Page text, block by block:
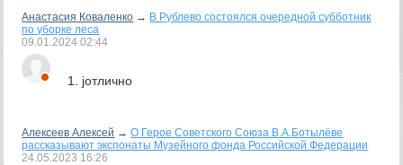
Анастасия Коваленко → В Рублево состоялся очередной субботник
по уборке леса
09.01.2024 02:44
jотлично
Алексеев Алексей →О Герое Советского Союза В.А.Ботылёве
рассказывают экспонаты Музейного фонда Российской Федерации
24.05.2023 16:26